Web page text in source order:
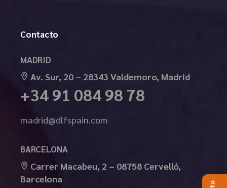
Contacto
MADRID
Av. Sur, 20 – 28343 Valdemoro, Madrid
+34 91 084 98 78
madrid@dlfspain.com
BARCELONA
Carrer Macabeu, 2 – 08758 Cervelló,
Barcelona